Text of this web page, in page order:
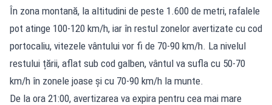
În zona montană, la altitudini de peste 1.600 de metri, rafalele
pot atinge 100-120 km/h, iar în restul zonelor avertizate cu cod
portocaliu, vitezele vântului vor fi de 70-90 km/h. La nivelul
restului țării, aflat sub cod galben, vântul va sufla cu 50-70
km/h în zonele joase și cu 70-90 km/h la munte.
De la ora 21:00, avertizarea va expira pentru cea mai mare